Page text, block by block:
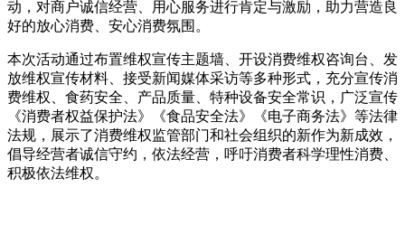
动，对商户诚信经营、用心服务进行肯定与激励，助力营造良
好的放心消费、安心消费氛围。
本次活动通过布置维权宣传主题墙、开设消费维权咨询台、发
放维权宣传材料、接受新闻媒体采访等多种形式，充分宣传消
费维权、食药安全、产品质量、特种设备安全常识，广泛宣传
《消费者权益保护法》《食品安全法》《电子商务法》等法律
法规，展示了消费维权监管部门和社会组织的新作为新成效，
倡导经营者诚信守约，依法经营，呼吁消费者科学理性消费、
积极依法维权。